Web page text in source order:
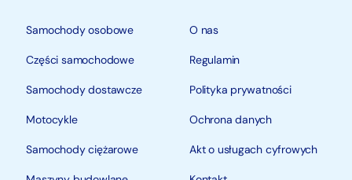
Samochody osobowe
Części samochodowe
Samochody dostawcze
Motocykle
Samochody ciężarowe
O nas
Regulamin
Polityka prywatności
Ochrona danych
Akt o usługach cyfrowych